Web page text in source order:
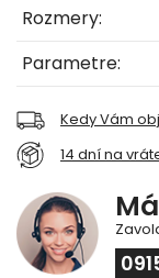
Rozmery:
Parametre:
Kedy Vám
14 dní na